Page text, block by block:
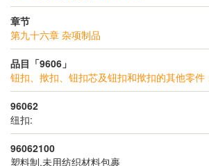
章节
第九十六章 杂项制品
品目「9606」
钮扣、揿扣、钮扣芯及钮扣和揿扣的其他零件
96062
纽扣:
96062100
塑料制,未用纺织材料包裹